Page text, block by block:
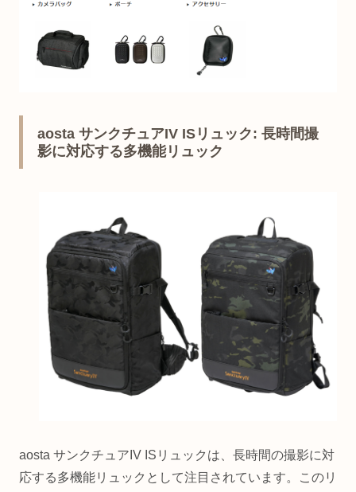
aosta サンクチュアIV ISリュック: 長時間撮
影に対応する多機能リュック
aosta サンクチュアIV ISリュックは、長時間の撮影に対
応する多機能リュックとして注目されています。このリ